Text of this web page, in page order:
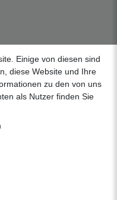
Einige von diesen sind
diese Website und Ihre
zu den von uns
als Nutzer finden Sie